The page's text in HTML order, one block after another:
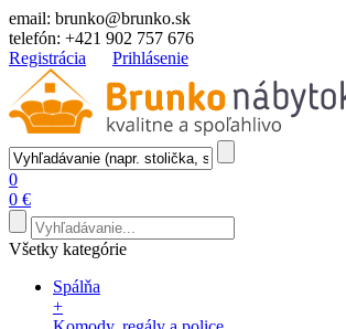
email: brunko@brunko.sk
telefón: +421 902 757 676
Registrácia
Prihlásenie
0
0 €
Všetky kategórie
Spálňa
+